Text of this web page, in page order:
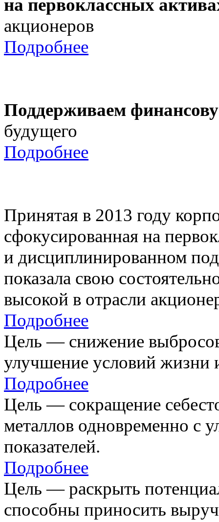
на первоклассных
акционеров
Подробнее
Поддерживаем
будущего
Подробнее
Принятая в 2013 году
сфокусированная на
и дисциплинированном
показала свою
высокой в отрасли
Подробнее
Цель — снижение
улучшение условий жизни
Подробнее
Цель — сокращение
металлов одновременно с
показателей.
Подробнее
Цель — раскрыть
способны приносить